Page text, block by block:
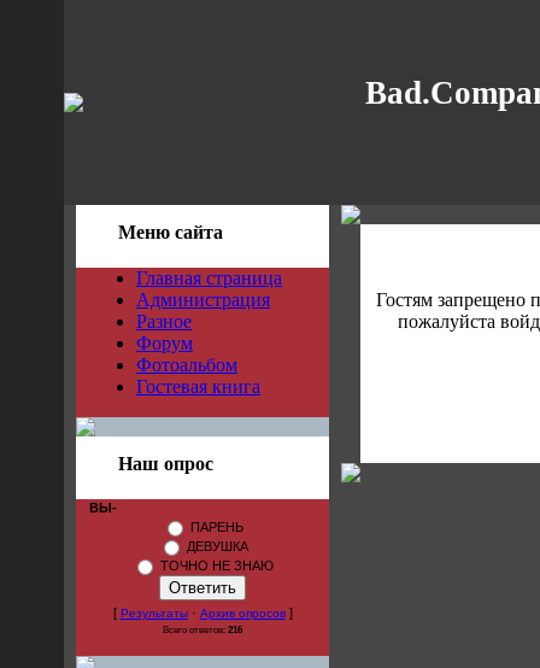
Меню сайта
Главная страница
Администрация
Разное
Форум
Фотоальбом
Гостевая книга
Наш опрос
ВЫ-
ПАРЕНЬ
ДЕВУШКА
ТОЧНО НЕ ЗНАЮ
[ Результаты· Архив опросов]
Всего ответов: 216
Гостям запрещено
пожалуйста